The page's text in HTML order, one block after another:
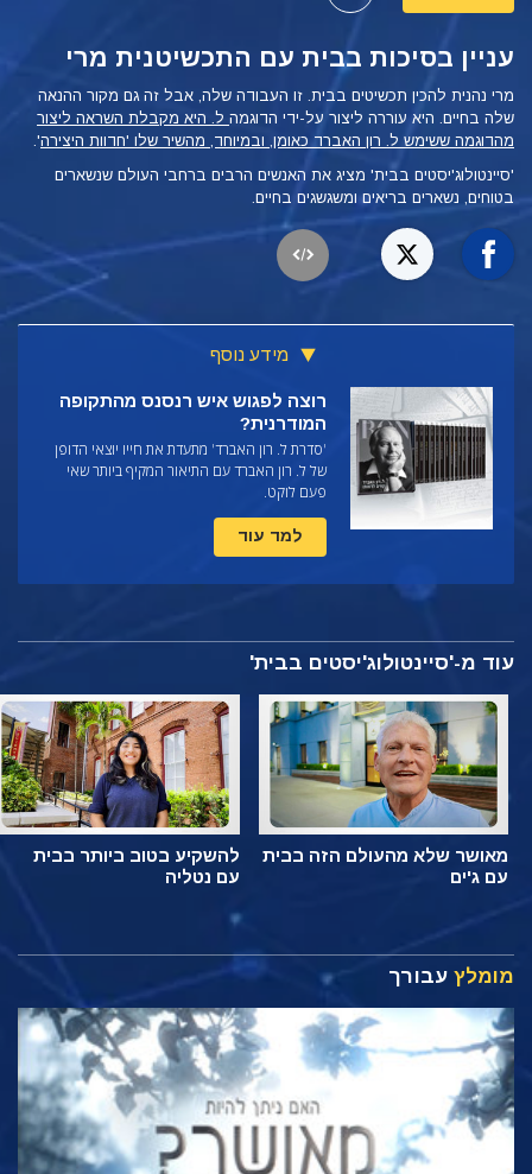
עניין בסיכות בבית עם התכשיטנית מרי
מרי נהנית להכין תכשיטים בבית. זו העבודה שלה, אבל זה גם מקור ההנאה
שלה בחיים. היא עוררה ליצור על-ידי הדוגמה ל. היא מקבלת השראה ליצור
מהדוגמה ששימש ל. רון האברד כאומן, ובמיוחד, מהשיר שלו 'חדוות היצירה'.
'סיינטולוג'יסטים בבית' מציג את האנשים הרבים ברחבי העולם שנשארים
בטוחים, נשארים בריאים ומשגשגים בחיים.
מידע נוסף
רוצה לפגוש איש רנסנס מהתקופה
המודרנית?
'סדרת ל. רון האברד' מתעדת את חייו יוצאי הדופן
של ל. רון האברד עם התיאור המקיף ביותר שאי
פעם לוקט.
למד עוד
עוד מ-'סיינטולוג'יסטים בבית'
מאושר שלא מהעולם הזה בבית
עם ג'ים
להשקיע בטוב ביותר בבית
עם נטליה
מומלץ עבורך